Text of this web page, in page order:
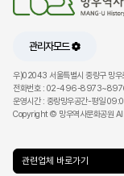
관리자모드
우)02043 서울특별시 중랑구 망
전화번호 : 02-496-
운영시간 : 중랑망우공간-평일
Copyright © 망우역사문화공원
관련업체 바로가기